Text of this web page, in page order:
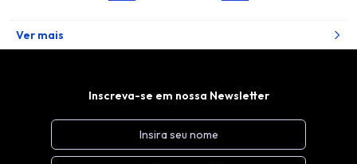
Ver mais
Inscreva-se em nossa Newsletter